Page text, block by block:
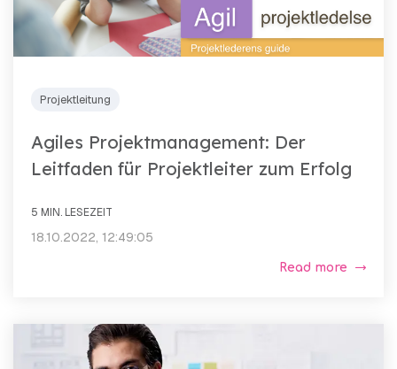
Projektleitung
Agiles Projektmanagement: Der
Leitfaden für Projektleiter zum Erfolg
5 MIN. LESEZEIT
18.10.2022, 12:49:05
Read more